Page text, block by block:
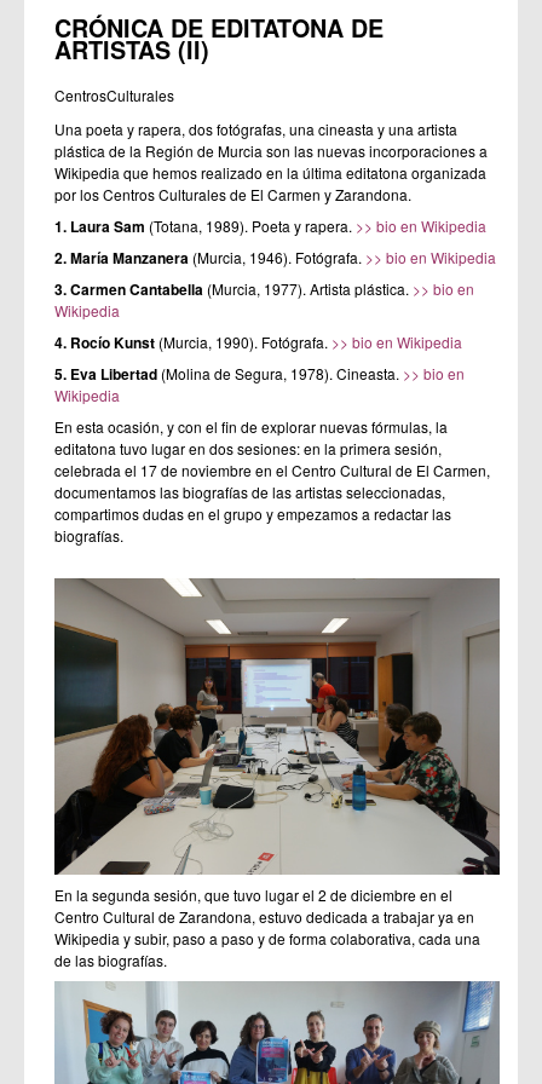
CRÓNICA DE EDITATONA DE
ARTISTAS (II)
CentrosCulturales
Una poeta y rapera, dos fotógrafas, una cineasta y una artista
plástica de la Región de Murcia son las nuevas incorporaciones a
Wikipedia que hemos realizado en la última editatona organizada
por los Centros Culturales de El Carmen y Zarandona.
1. Laura Sam (Totana, 1989). Poeta y rapera. >> bio en Wikipedia
2. María Manzanera (Murcia, 1946). Fotógrafa. >> bio en Wikipedia
3. Carmen Cantabella (Murcia, 1977). Artista plástica. >> bio en
Wikipedia
4. Rocío Kunst (Murcia, 1990). Fotógrafa. >> bio en Wikipedia
5. Eva Libertad (Molina de Segura, 1978). Cineasta. >> bio en
Wikipedia
En esta ocasión, y con el fin de explorar nuevas fórmulas, la
editatona tuvo lugar en dos sesiones: en la primera sesión,
celebrada el 17 de noviembre en el Centro Cultural de El Carmen,
documentamos las biografías de las artistas seleccionadas,
compartimos dudas en el grupo y empezamos a redactar las
biografías.
En la segunda sesión, que tuvo lugar el 2 de diciembre en el
Centro Cultural de Zarandona, estuvo dedicada a trabajar ya en
Wikipedia y subir, paso a paso y de forma colaborativa, cada una
de las biografías.